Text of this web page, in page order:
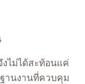
ไม่ได้สะท้อนแค่
านงานที่ควบคุม